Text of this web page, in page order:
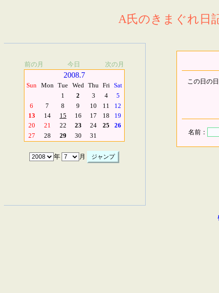
A氏のきまぐれ日
前の月 今日 次の月
2008.7
Sun Mon Tue Wed Thu Fri Sat
1
2 3 4
5
6
7 8 9 10 11
12
13
14 15 16 17 18
19
20
21 22 23 24 25
26
27
28 29 30 31
年 月
この日の
名前：